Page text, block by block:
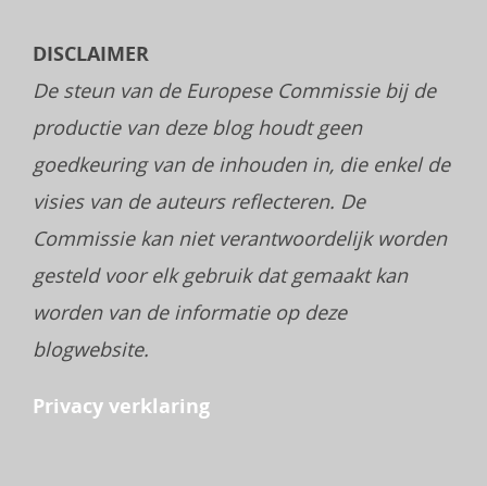
DISCLAIMER
De steun van de Europese Commissie bij de
productie van deze blog houdt geen
goedkeuring van de inhouden in, die enkel de
visies van de auteurs reflecteren. De
Commissie kan niet verantwoordelijk worden
gesteld voor elk gebruik dat gemaakt kan
worden van de informatie op deze
blogwebsite.
Privacy verklaring